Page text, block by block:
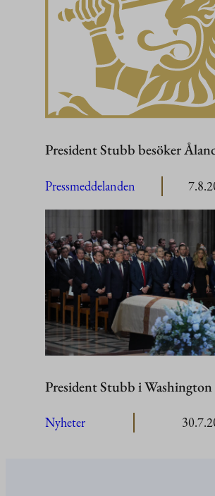
President Stubb besöker
Pressmeddelanden
President Stubb i Washington
Nyheter